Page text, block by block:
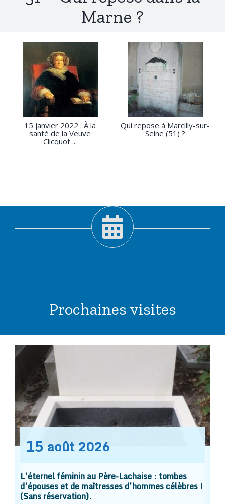
Marne ?
15 janvier 2022 : À la
santé de la Veuve
Clicquot ...
Qui repose à Marcilly-sur-
Seine (51) ?
Prochaines visites
15 août 2026
L’éternel féminin au Père-Lachaise : tombes
d’épouses et de maîtresses d’hommes célèbres !
(Sans réservation).